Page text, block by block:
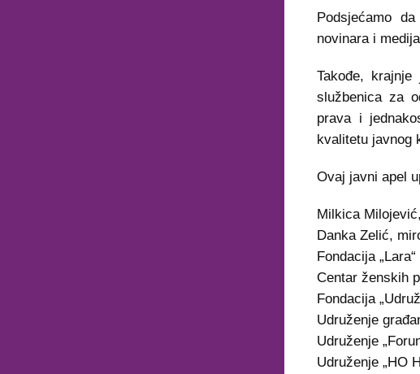
Podsjećamo
novinara i
Takođe,
službenica za
prava i
kvalitetu javnog
Ovaj javni apel
Milkica
Danka Zelić,
Fondacija
Centar ženskih
Fondacija
Udruženje
Udruženje
Udruženje „HO